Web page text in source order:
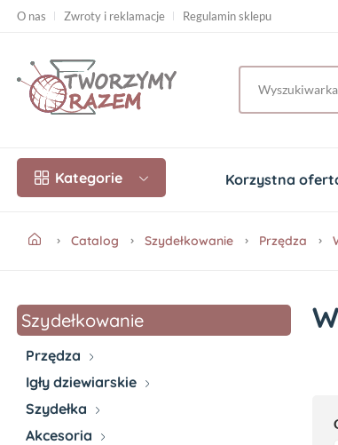
O nas Zwroty i reklamacje Regulamin sklepu
Kategorie Korzystna
Catalog Szydełkowanie Przędza
Szydełkowanie
Przędza
Igły dziewiarskie
Szydełka
Akcesoria